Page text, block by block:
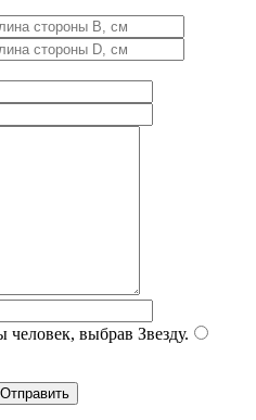
человек, выбрав Звезду.